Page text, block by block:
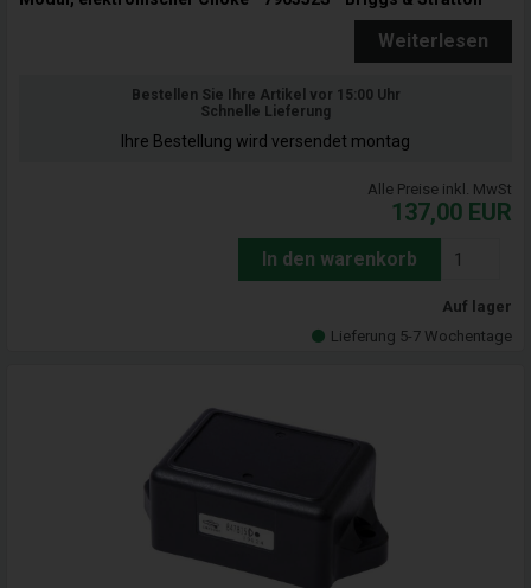
Weiterlesen
Bestellen Sie Ihre Artikel vor 15:00 Uhr
Schnelle Lieferung
Ihre Bestellung wird versendet montag
Alle Preise inkl. MwSt
137,00 EUR
In den warenkorb
Auf lager
Lieferung 5-7 Wochentage